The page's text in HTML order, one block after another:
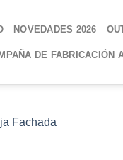
NOVEDADES 2026
DE FABRICACIÓN